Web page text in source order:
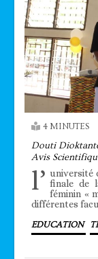
4 MINUTES
Douti
Avis
l’ université
finale de
féminin «
différentes
EDUCATION